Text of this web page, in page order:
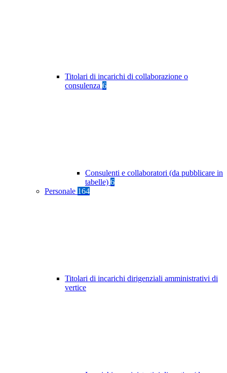
Titolari di incarichi di collaborazione o
consulenza 6
Consulenti e collaboratori (da pubblicare in
tabelle) 6
Personale 164
Titolari di incarichi dirigenziali amministrativi di
vertice